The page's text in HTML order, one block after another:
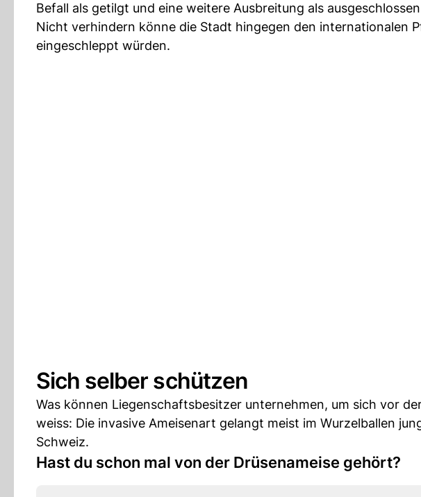
Befall als getilgt und eine weitere Ausbreitung als
Nicht verhindern könne die Stadt hingegen den internationalen
eingeschleppt würden.
Sich selber schützen
Was können Liegenschaftsbesitzer unternehmen, um sich vor
weiss: Die invasive Ameisenart gelangt meist im Wurzelballen
Schweiz.
Hast du schon mal von der Drüsenameise gehört?